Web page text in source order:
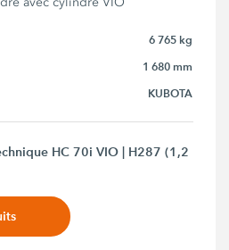
6 765 kg
1 680 mm
KUBOTA
HC 70i VIO | H287 (1,2